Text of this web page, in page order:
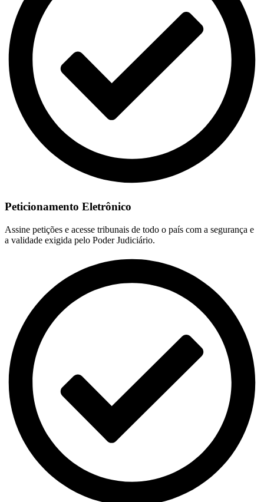
Peticionamento Eletrônico
Assine petições e acesse tribunais de todo o país com a segurança e
a validade exigida pelo Poder Judiciário.